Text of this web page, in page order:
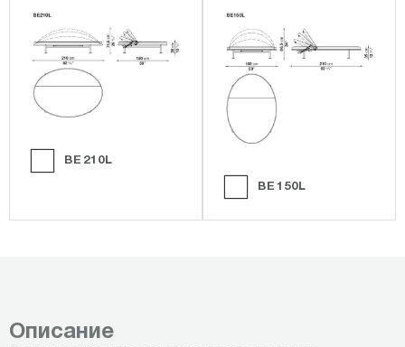
BE210L
BE150L
Описание